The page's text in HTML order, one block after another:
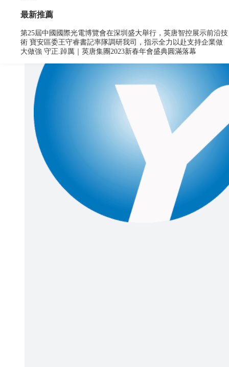
最新推薦
第25屆中國國際光電博覽會在深圳盛大舉行，英唐智控展示前沿技
術 寶安區委王守睿書記率隊調研我司，指示全力以赴支持企業做
大做強 守正.踔厲｜英唐集團2023新春年會盛典圓滿落幕